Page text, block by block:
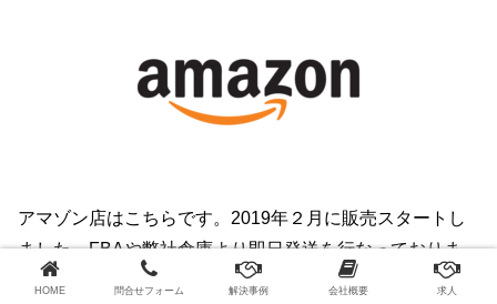
アマゾン店はこちらです。2019年２月に販売スタートし
ました。FBAや弊社倉庫より即日発送を行なっておりま
す。
HOME 問合せフォーム 解決事例 会社概要 求人